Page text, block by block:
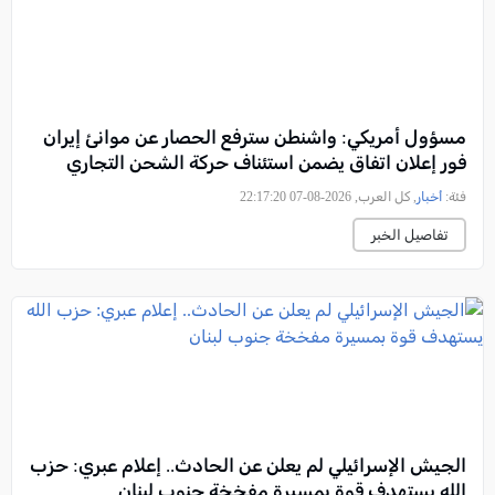
مسؤول أمريكي: واشنطن سترفع الحصار عن موانئ إيران
فور إعلان اتفاق يضمن استئناف حركة الشحن التجاري
فئة: أخبار , كل العرب, 2026-08-07 22:17:20
تفاصيل الخبر
الجيش الإسرائيلي لم يعلن عن الحادث.. إعلام عبري: حزب
الله يستهدف قوة بمسيرة مفخخة جنوب لبنان